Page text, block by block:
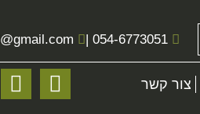
@gmail.com |054-6773051
צור קשר